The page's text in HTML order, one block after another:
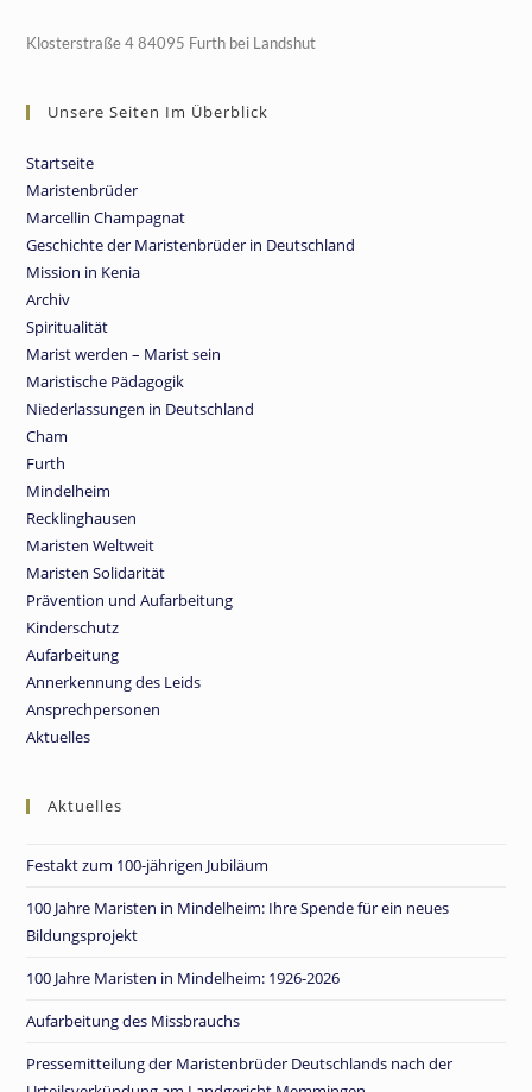
Klosterstraße 4 84095 Furth bei Landshut
Unsere Seiten Im Überblick
Startseite
Maristenbrüder
Marcellin Champagnat
Geschichte der Maristenbrüder in Deutschland
Mission in Kenia
Archiv
Spiritualität
Marist werden – Marist sein
Maristische Pädagogik
Niederlassungen in Deutschland
Cham
Furth
Mindelheim
Recklinghausen
Maristen Weltweit
Maristen Solidarität
Prävention und Aufarbeitung
Kinderschutz
Aufarbeitung
Annerkennung des Leids
Ansprechpersonen
Aktuelles
Aktuelles
Festakt zum 100-jährigen Jubiläum
100 Jahre Maristen in Mindelheim: Ihre Spende für ein neues
Bildungsprojekt
100 Jahre Maristen in Mindelheim: 1926-2026
Aufarbeitung des Missbrauchs
Pressemitteilung der Maristenbrüder Deutschlands nach der